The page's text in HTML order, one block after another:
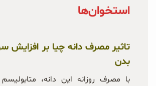
استخوان‌ها
تاثیر مصرف دانه چیا بر
بدن
با مصرف روزانه این دانه،